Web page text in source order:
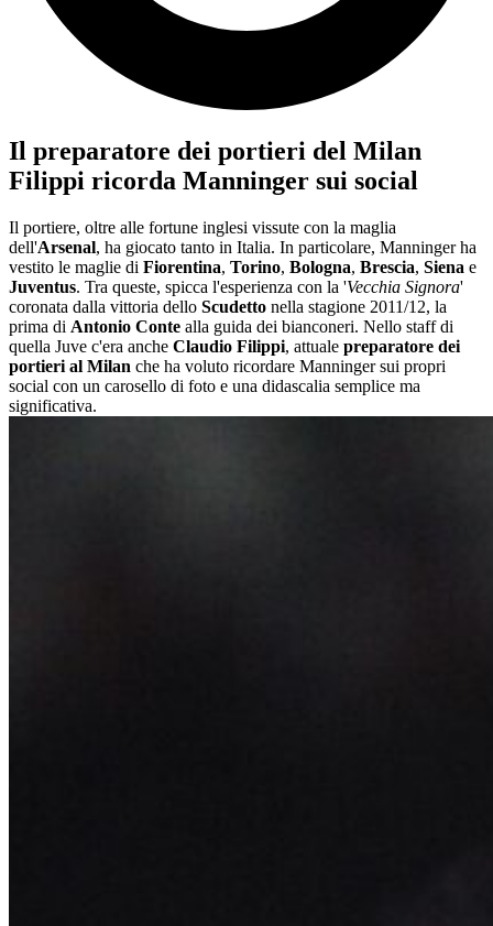
Il preparatore dei portieri del Milan
Filippi ricorda Manninger sui social
Il portiere, oltre alle fortune inglesi vissute con la maglia
dell'Arsenal, ha giocato tanto in Italia. In particolare, Manninger ha
vestito le maglie di Fiorentina, Torino, Bologna, Brescia, Siena e
Juventus. Tra queste, spicca l'esperienza con la 'Vecchia Signora'
coronata dalla vittoria dello Scudetto nella stagione 2011/12, la
prima di Antonio Conte alla guida dei bianconeri. Nello staff di
quella Juve c'era anche Claudio Filippi, attuale preparatore dei
portieri al Milan che ha voluto ricordare Manninger sui propri
social con un carosello di foto e una didascalia semplice ma
significativa.